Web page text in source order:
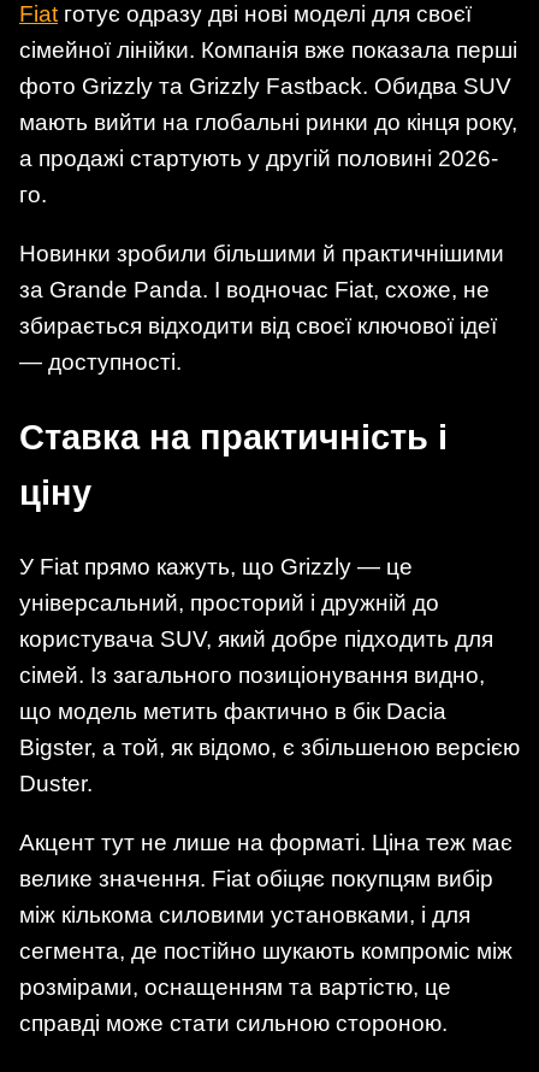
Fiat готує одразу дві нові моделі для своєї
сімейної лінійки. Компанія вже показала перші
фото Grizzly та Grizzly Fastback. Обидва SUV
мають вийти на глобальні ринки до кінця року,
а продажі стартують у другій половині 2026-
го.
Новинки зробили більшими й практичнішими
за Grande Panda. І водночас Fiat, схоже, не
збирається відходити від своєї ключової ідеї
— доступності.
Ставка на практичність і
ціну
У Fiat прямо кажуть, що Grizzly — це
універсальний, просторий і дружній до
користувача SUV, який добре підходить для
сімей. Із загального позиціонування видно,
що модель метить фактично в бік Dacia
Bigster, а той, як відомо, є збільшеною версією
Duster.
Акцент тут не лише на форматі. Ціна теж має
велике значення. Fiat обіцяє покупцям вибір
між кількома силовими установками, і для
сегмента, де постійно шукають компроміс між
розмірами, оснащенням та вартістю, це
справді може стати сильною стороною.